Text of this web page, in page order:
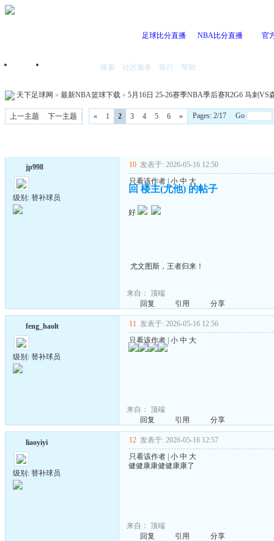
足球比分直播 NBA比分直播 官
首页 搜索 社区服务 银行 帮助
天下足球网 » 最新NBA篮球下载 » 5月16日 25-26赛季NBA季后赛R2G6 马刺VS
上一主题 下一主题 « 1 2 3 4 5 6 » Pages: 2/17 Go
jp998
级别: 替补球员
10 发表于: 2026-05-16 12:50
只看该作者 小 中 大
回 楼主(尤他) 的帖子
好
尤文图斯，王者归来！
来自： 顶端
回复
引用 分享
feng_haolt
级别: 替补球员
11 发表于: 2026-05-16 12:56
只看该作者 小 中 大
来自： 顶端
回复
引用 分享
liaoyiyi
级别: 替补球员
12 发表于: 2026-05-16 12:57
只看该作者 小 中 大
健健康康健健康康了
来自： 顶端
回复
引用 分享